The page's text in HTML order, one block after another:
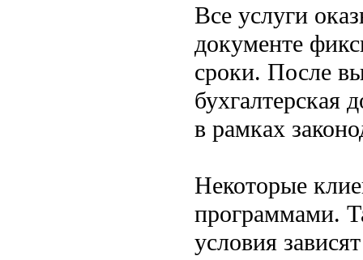
Все услуги
документе
сроки. После
бухгалтерская
в рамках
Некоторые
программами.
условия